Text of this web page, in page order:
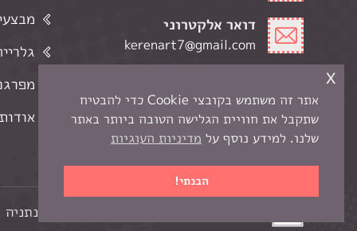
דואר אלקטרוני
kerenart7@gmail.com
ימי א-ה' 9:00-19:00
ימי ו 9:00-13:00
חנות יצירה בנתניה
אתר זה משתמש בקובצי Cookie כדי להבטיח
שתקבל את חוויית הגלישה הטובה ביותר באתר
שלנו. למידע נוסף על מדיניות העוגיות
הבנתי!
x